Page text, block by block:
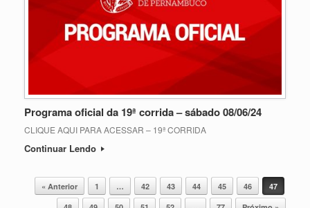
Programa oficial da 19ª corrida – sábado 08/06/24
CLIQUE AQUI PARA ACESSAR – 19ª CORRIDA
Continuar Lendo
Post navigation
« Anterior 1 … 42 43 44 45 46
47